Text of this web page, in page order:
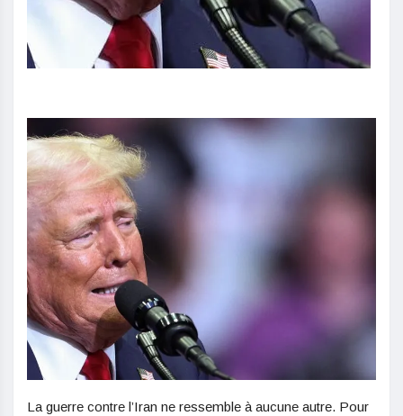
La guerre contre l’Iran ne ressemble à aucune autre. Pour